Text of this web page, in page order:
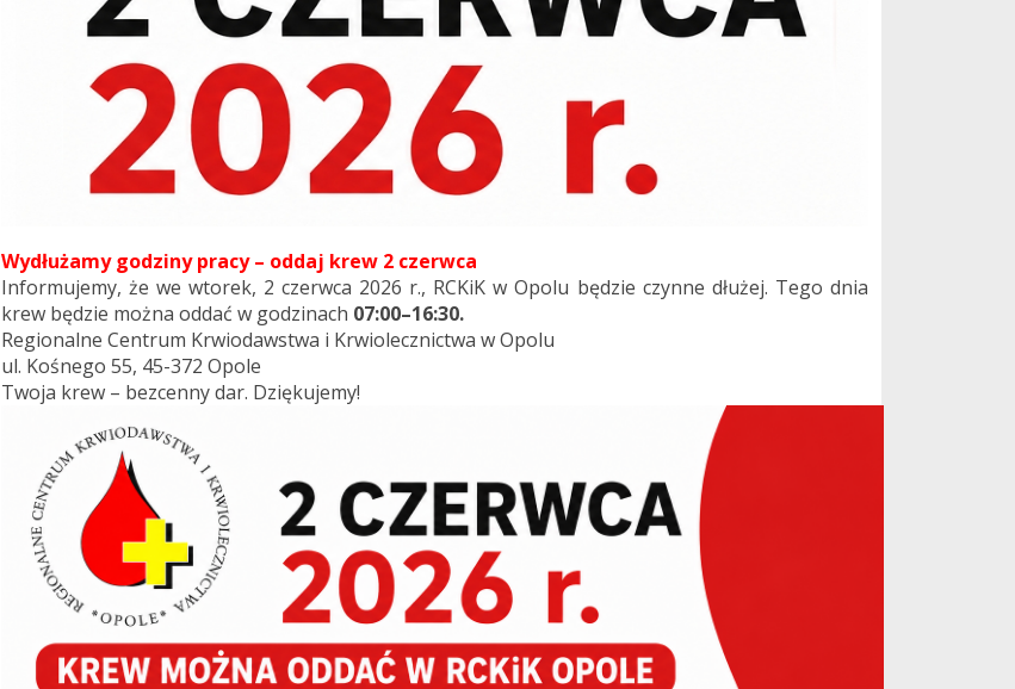
Wydłużamy godziny pracy – oddaj krew 2 czerwca
Informujemy, że we wtorek, 2 czerwca 2026 r., RCKiK w Opolu będzie czynne dłużej. Tego dnia
krew będzie można oddać w godzinach 07:00–16:30.
Regionalne Centrum Krwiodawstwa i Krwiolecznictwa w Opolu
ul. Kośnego 55, 45-372 Opole
Twoja krew – bezcenny dar. Dziękujemy!